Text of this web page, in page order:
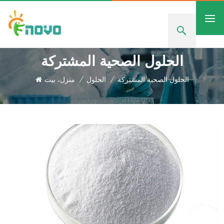
الحلول الصحية المشتركة
منزل، بيت / الحلول / الحلول الصحية المشتركة